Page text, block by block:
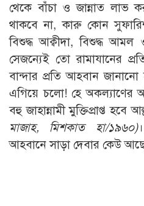
থেকে বাঁচা ও জান্নাত লাভ
থাকবে না, কারু কোন
বিশুদ্ধ আক্বীদা, বিশুদ্ধ
সেজন্যেই তো রামাযানের
বান্দার প্রতি আহবান জানানো
এগিয়ে চলো! হে অকল্যাণের
বহু জাহান্নামী মুক্তিপ্রাপ্ত হবে
মাজাহ, মিশকাত হা/১৯৬০)
আহবানে সাড়া দেবার কেউ